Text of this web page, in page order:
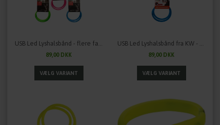
USB Led Lyshalsbånd - flere farver
89,00 DKK
USB Led Lyshalsbånd fra KW - flere farver
89,00 DKK